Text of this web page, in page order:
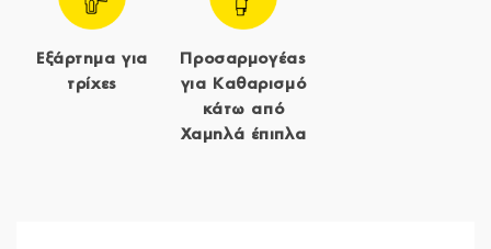
Εξάρτημα για
τρίχες
Προσαρμογέας
για Καθαρισμό
κάτω από
Χαμηλά έπιπλα